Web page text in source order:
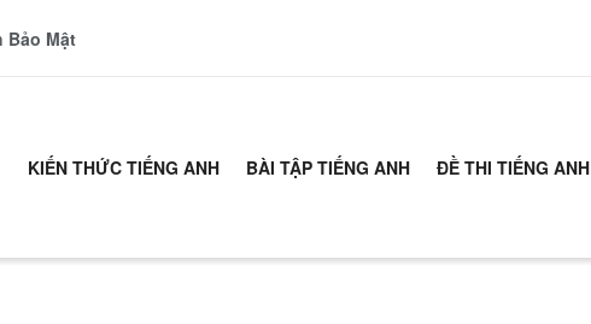
Bảo Mật
KIẾN THỨC TIẾNG ANH BÀI TẬP TIẾNG ANH ĐỀ THI TIẾNG ANH